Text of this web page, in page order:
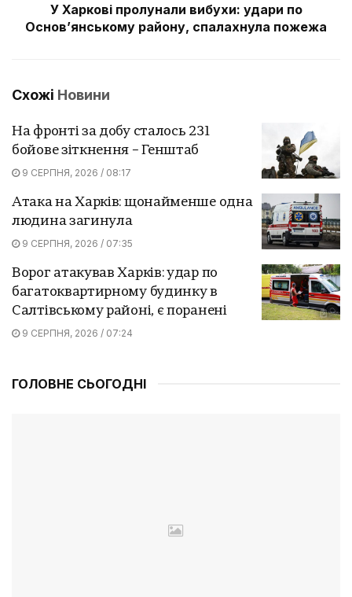
У Харкові пролунали вибухи: удари по
Основʼянському району, спалахнула пожежа
Схожі Новини
На фронті за добу сталось 231
бойове зіткнення – Генштаб
9 СЕРПНЯ, 2026 / 08:17
Атака на Харків: щонайменше одна
людина загинула
9 СЕРПНЯ, 2026 / 07:35
Ворог атакував Харків: удар по
багатоквартирному будинку в
Салтівському районі, є поранені
9 СЕРПНЯ, 2026 / 07:24
ГОЛОВНЕ СЬОГОДНІ